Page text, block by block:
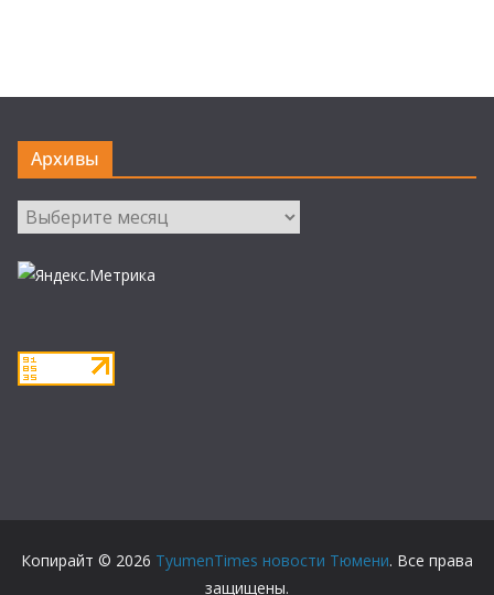
Архивы
Архивы
Копирайт © 2026 TyumenTimes новости Тюмени. Все права
защищены.